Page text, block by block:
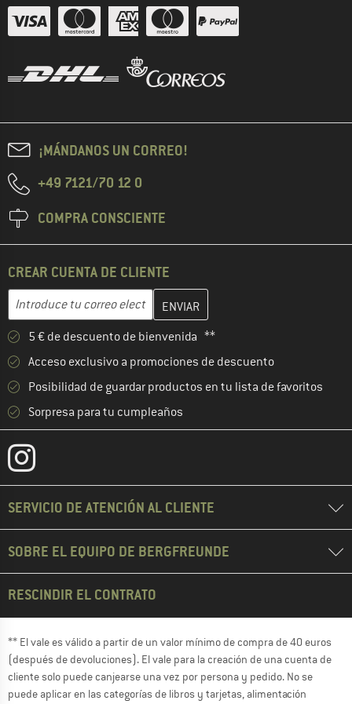
¡MÁNDANOS UN CORREO!
+49 7121/70 12 0
COMPRA CONSCIENTE
CREAR CUENTA DE CLIENTE
Dirección de correo electrónico
Introduce aquí tu dirección de correo electrónico y crea tu
5 € de descuento de bienvenida **
Acceso exclusivo a promociones de descuento
Posibilidad de guardar productos en tu lista de favoritos
Sorpresa para tu cumpleaños
SERVICIO DE ATENCIÓN AL CLIENTE
SOBRE EL EQUIPO DE BERGFREUNDE
RESCINDIR EL CONTRATO
** El vale es válido a partir de un valor mínimo de compra de 40 euros
(después de devoluciones). El vale para la creación de una cuenta de
cliente solo puede canjearse una vez por persona y pedido. No se
puede aplicar en las categorías de libros y tarjetas, alimentación